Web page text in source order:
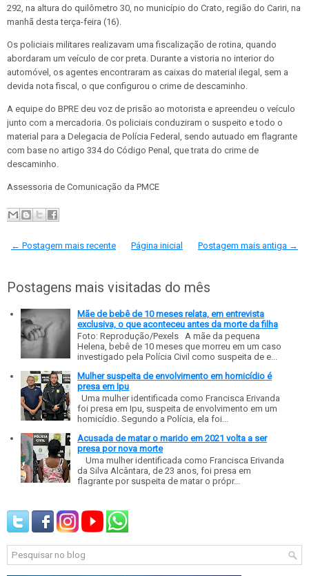
292, na altura do quilômetro 30, no município do Crato, região do Cariri, na
manhã desta terça-feira (16).
Os policiais militares realizavam uma fiscalização de rotina, quando
abordaram um veículo de cor preta. Durante a vistoria no interior do
automóvel, os agentes encontraram as caixas do material ilegal, sem a
devida nota fiscal, o que configurou o crime de descaminho.
A equipe do BPRE deu voz de prisão ao motorista e apreendeu o veículo
junto com a mercadoria. Os policiais conduziram o suspeito e todo o
material para a Delegacia de Polícia Federal, sendo autuado em flagrante
com base no artigo 334 do Código Penal, que trata do crime de
descaminho.
Assessoria de Comunicação da PMCE
← Postagem mais recente Postagem mais antiga →
Página inicial
Postagens mais visitadas do mês
Mãe de bebê de 10 meses relata, em entrevista
exclusiva, o que aconteceu antes da morte da filha
Foto: Reprodução/Pexels A mãe da pequena
Helena, bebê de 10 meses que morreu em um caso
investigado pela Polícia Civil como suspeita de e...
Mulher suspeita de envolvimento em homicídio é
presa em Ipu
Uma mulher identificada como Francisca Erivanda
foi presa em Ipu, suspeita de envolvimento em um
homicídio. Segundo a Polícia, ela foi...
Acusada de matar o marido em 2021 volta a ser
presa por nova morte
Uma mulher identificada como Francisca Erivanda
da Silva Alcântara, de 23 anos, foi presa em
flagrante por suspeita de matar o própr...